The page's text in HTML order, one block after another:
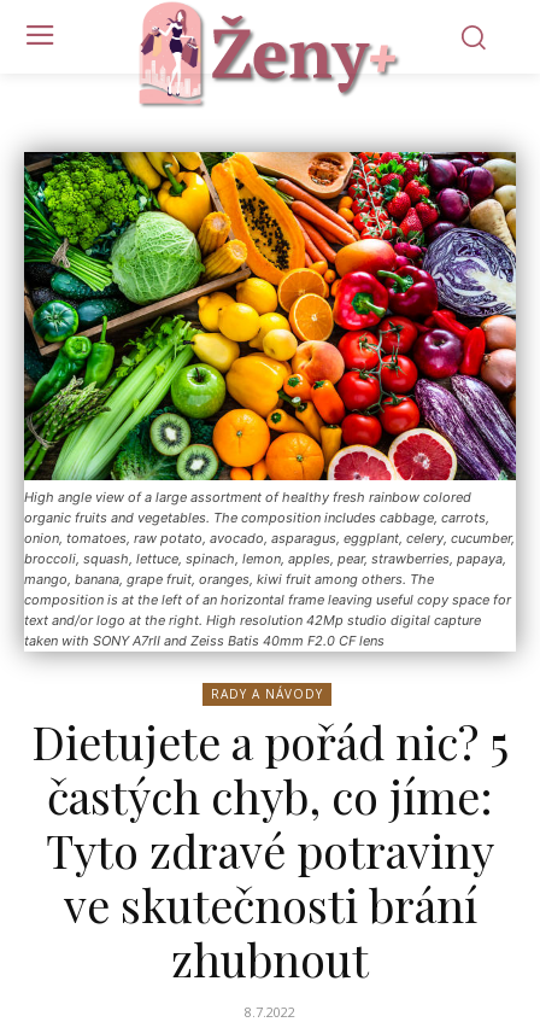
High angle view of a large assortment of healthy fresh rainbow colored
organic fruits and vegetables. The composition includes cabbage, carrots,
onion, tomatoes, raw potato, avocado, asparagus, eggplant, celery, cucumber,
broccoli, squash, lettuce, spinach, lemon, apples, pear, strawberries, papaya,
mango, banana, grape fruit, oranges, kiwi fruit among others. The
composition is at the left of an horizontal frame leaving useful copy space for
text and/or logo at the right. High resolution 42Mp studio digital capture
taken with SONY A7rII and Zeiss Batis 40mm F2.0 CF lens
RADY A NÁVODY
Dietujete a pořád nic? 5
častých chyb, co jíme:
Tyto zdravé potraviny
ve skutečnosti brání
zhubnout
8.7.2022